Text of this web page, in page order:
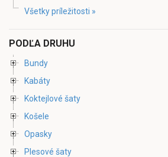
Všetky príležitosti »
PODĽA DRUHU
Bundy
Kabáty
Koktejlové šaty
Košele
Opasky
Plesové šaty